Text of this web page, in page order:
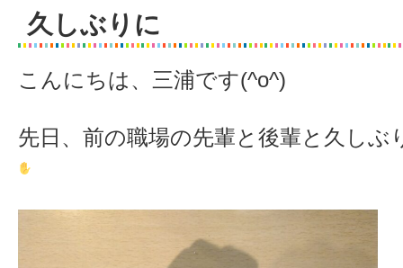
久しぶりに
こんにちは、三浦です(^o^)
先日、前の職場の先輩と後輩と久し